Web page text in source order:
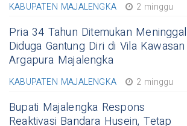
KABUPATEN MAJALENGKA 2 minggu
Pria 34 Tahun Ditemukan Meninggal
Diduga Gantung Diri di Vila Kawasan
Argapura Majalengka
KABUPATEN MAJALENGKA 2 minggu
Bupati Majalengka Respons
Reaktivasi Bandara Husein, Tetap